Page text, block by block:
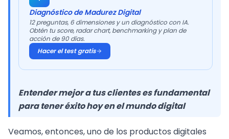
Diagnóstico de Madurez Digital
12 preguntas, 6 dimensiones y un diagnóstico con IA.
Obtén tu score, radar chart, benchmarking y plan de
acción de 90 días.
Hacer el test gratis
Entender mejor a tus clientes es fundamental
para tener éxito hoy en el mundo digital
Veamos, entonces, uno de los productos digitales